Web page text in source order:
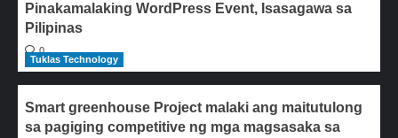
Pinakamalaking WordPress Event, Isasagawa sa
Pilipinas
0
Tuklas Technology
Smart greenhouse Project malaki ang maitutulong
sa pagiging competitive ng mga magsasaka sa